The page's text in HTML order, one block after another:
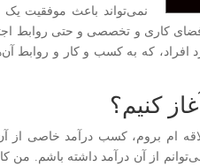
نمی‌تواند باعث موفقیت یک
کاری و تخصصی و حتی روابط
که به کسب و کار و روابط
کنیم؟
ام بروم، کسب درآمد خاصی از
از آن درآمد داشته باشم. من